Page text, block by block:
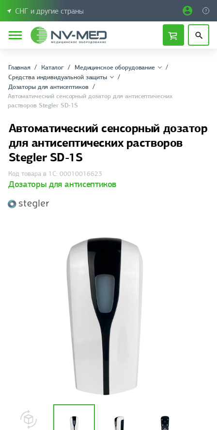
СНГ и другие страны
Главная Каталог
Медицинское оборудование
Средства индивидуальной защиты
Дозаторы для антисептиков
Автоматический сенсорный дозатор для антисептических
растворов Stegler SD-1S
Автоматический сенсорный дозатор
для антисептических растворов
Stegler SD-1S
Код товара в 1С: 00010016623
Дозаторы для антисептиков